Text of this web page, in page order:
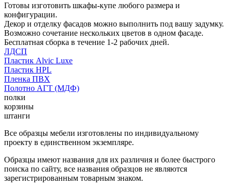
Готовы изготовить шкафы-купе любого размера и
конфигурации.
Декор и отделку фасадов можно выполнить под вашу задумку.
Возможно сочетание нескольких цветов в одном фасаде.
Бесплатная сборка в течение 1-2 рабочих дней.
ЛДСП
Пластик Alvic Luxe
Пластик HPL
Пленка ПВХ
Полотно АГТ (МДФ)
полки
корзины
штанги
Все образцы мебели изготовлены по индивидуальному
проекту в единственном экземпляре.
Образцы имеют названия для их различия и более быстрого
поиска по сайту, все названия образцов не являются
зарегистрированным товарным знаком.